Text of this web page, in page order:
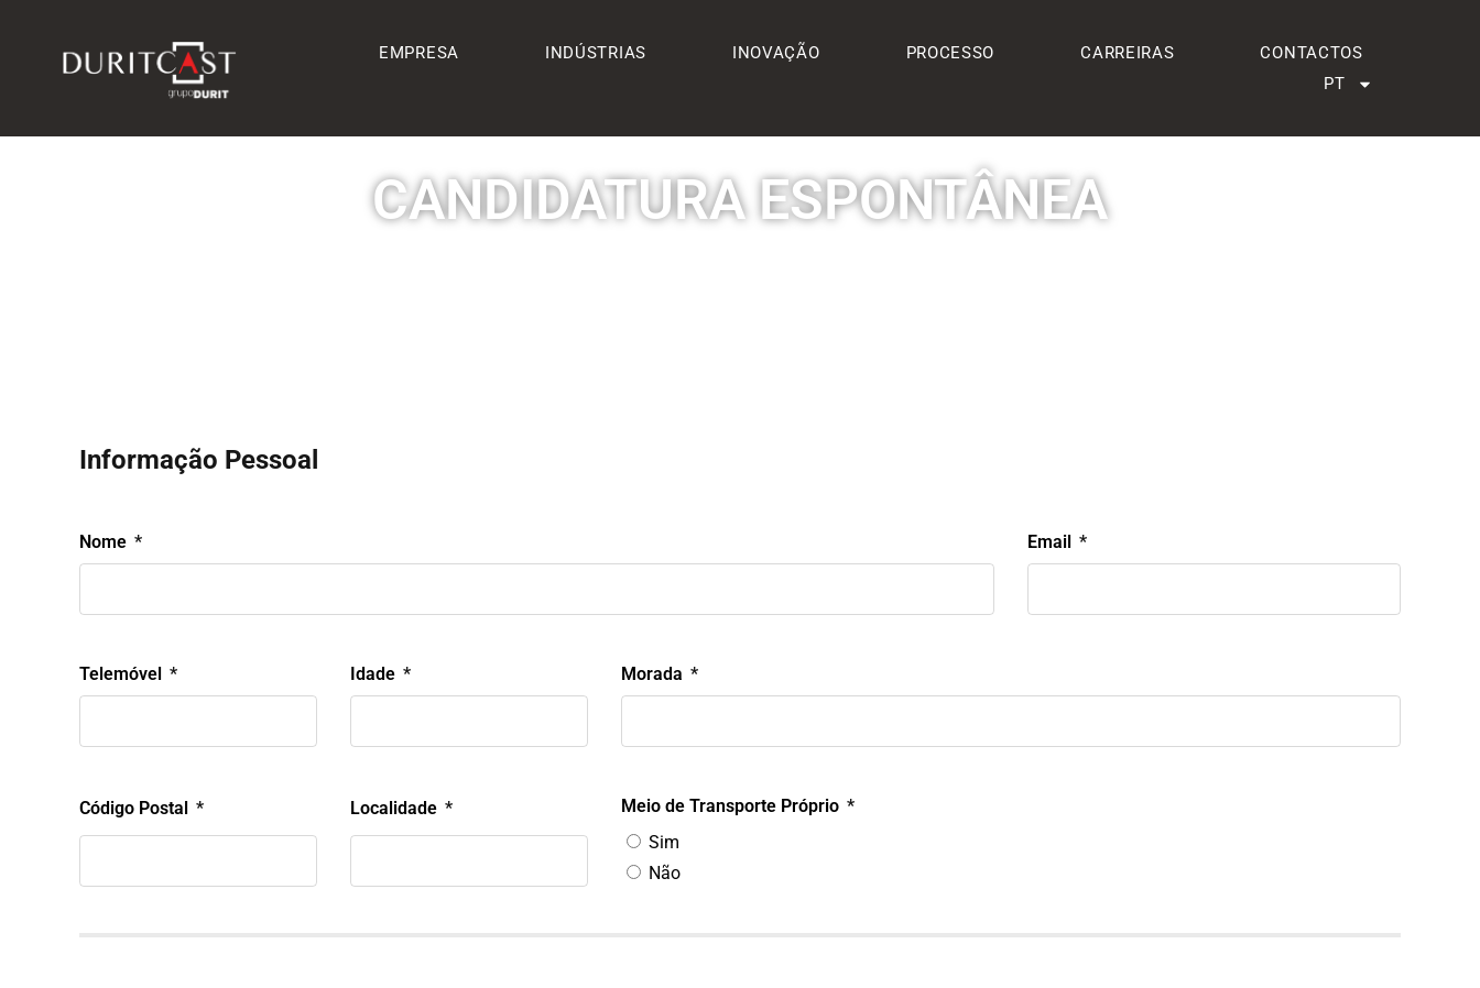
EMPRESA INDÚSTRIAS INOVAÇÃO PROCESSO CARREIRAS
CONTACTOS
PT
CANDIDATURA ESPONTÂNEA
Informação Pessoal
Nome Email
Telemóvel Idade Morada
Código Postal Localidade
Meio de Transporte Próprio
Sim
Não